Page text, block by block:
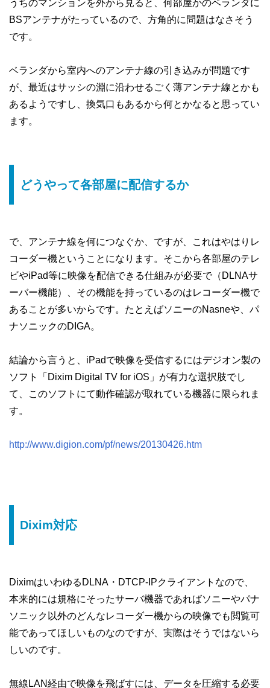
うちのマンションを外から見ると、何部屋かのベランダに
BSアンテナがたっているので、方角的に問題はなさそう
です。
ベランダから室内へのアンテナ線の引き込みが問題です
が、最近はサッシの淵に沿わせるごく薄アンテナ線とかも
あるようですし、換気口もあるから何とかなると思ってい
ます。
どうやって各部屋に配信するか
で、アンテナ線を何につなぐか、ですが、これはやはりレ
コーダー機ということになります。そこから各部屋のテレ
ビやiPad等に映像を配信できる仕組みが必要で（DLNAサ
ーバー機能）、その機能を持っているのはレコーダー機で
あることが多いからです。たとえばソニーのNasneや、パ
ナソニックのDIGA。
結論から言うと、iPadで映像を受信するにはデジオン製の
ソフト「Dixim Digital TV for iOS」が有力な選択肢でし
て、このソフトにて動作確認が取れている機器に限られま
す。
http://www.digion.com/pf/news/20130426.htm
Dixim対応
DiximはいわゆるDLNA・DTCP-IPクライアントなので、
本来的には規格にそったサーバ機器であればソニーやパナ
ソニック以外のどんなレコーダー機からの映像でも閲覧可
能であってほしいものなのですが、実際はそうではないら
しいのです。
無線LAN経由で映像を飛ばすには、データを圧縮する必要